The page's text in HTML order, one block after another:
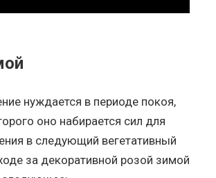
нуждается в периоде покоя,
оно набирается сил для
в следующий вегетативный
за декоративной розой зимой